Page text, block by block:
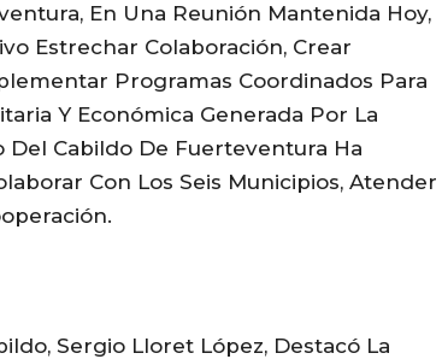
En Una Reunión Mantenida Hoy,
Estrechar Colaboración, Crear
Programas Coordinados Para
Y Económica Generada Por La
Del Cabildo De Fuerteventura Ha
Con Los Seis Municipios, Atender
Sergio Lloret López, Destacó La